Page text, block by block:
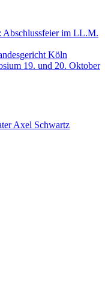
Abschlussfeier im LL.M.
Köln
19. und 20. Oktober
Axel Schwartz